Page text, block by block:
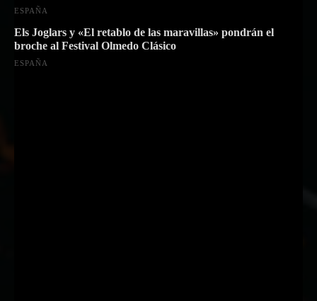
ESPAÑA
Els Joglars y «El retablo de las maravillas» pondrán el
broche al Festival Olmedo Clásico
ESPAÑA